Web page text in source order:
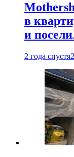
в
и
2 года спустя